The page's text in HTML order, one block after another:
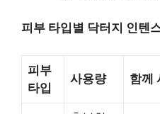
피부 타입별 닥터지 인텐
피부
타입
사용량 함께